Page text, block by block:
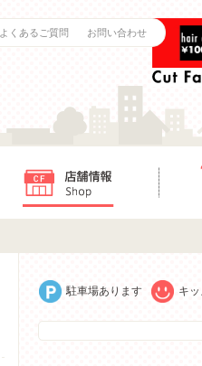
よくあるご質問 お問い合わせ
駐車場あります キ